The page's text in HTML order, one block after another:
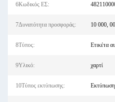
6Κωδικός ΕΣ:
7Δυνατότητα προσφοράς: 10 000,
8Τύπος: Ετικέτα
9Υλικό: χαρτί
10Τύπος εκτύπωσης: